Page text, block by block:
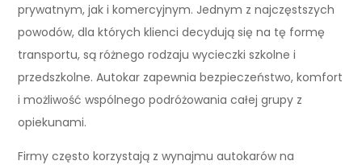
prywatnym, jak i komercyjnym. Jednym z najczęstszych
powodów, dla których klienci decydują się na tę formę
transportu, są różnego rodzaju wycieczki szkolne i
przedszkolne. Autokar zapewnia bezpieczeństwo, komfort
i możliwość wspólnego podróżowania całej grupy z
opiekunami.
Firmy często korzystają z wynajmu autokarów na